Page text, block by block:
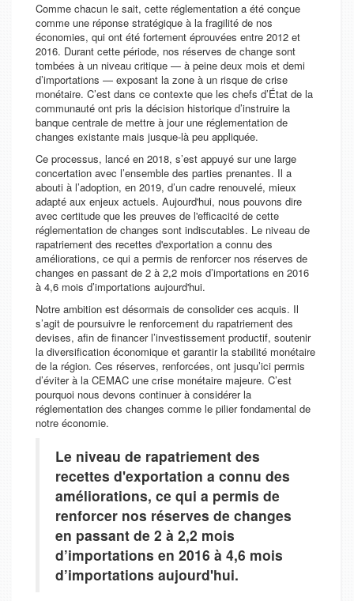
Comme chacun le sait, cette réglementation a été conçue
comme une réponse stratégique à la fragilité de nos
économies, qui ont été fortement éprouvées entre 2012 et
2016. Durant cette période, nos réserves de change sont
tombées à un niveau critique — à peine deux mois et demi
d’importations — exposant la zone à un risque de crise
monétaire. C’est dans ce contexte que les chefs d’État de la
communauté ont pris la décision historique d’instruire la
banque centrale de mettre à jour une réglementation de
changes existante mais jusque-là peu appliquée.
Ce processus, lancé en 2018, s’est appuyé sur une large
concertation avec l’ensemble des parties prenantes. Il a
abouti à l’adoption, en 2019, d’un cadre renouvelé, mieux
adapté aux enjeux actuels. Aujourd'hui, nous pouvons dire
avec certitude que les preuves de l'efficacité de cette
réglementation de changes sont indiscutables. Le niveau de
rapatriement des recettes d'exportation a connu des
améliorations, ce qui a permis de renforcer nos réserves de
changes en passant de 2 à 2,2 mois d’importations en 2016
à 4,6 mois d’importations aujourd'hui.
Notre ambition est désormais de consolider ces acquis. Il
s’agit de poursuivre le renforcement du rapatriement des
devises, afin de financer l’investissement productif, soutenir
la diversification économique et garantir la stabilité monétaire
de la région. Ces réserves, renforcées, ont jusqu’ici permis
d’éviter à la CEMAC une crise monétaire majeure. C’est
pourquoi nous devons continuer à considérer la
réglementation des changes comme le pilier fondamental de
notre économie.
Le niveau de rapatriement des
recettes d'exportation a connu des
améliorations, ce qui a permis de
renforcer nos réserves de changes
en passant de 2 à 2,2 mois
d’importations en 2016 à 4,6 mois
d’importations aujourd'hui.